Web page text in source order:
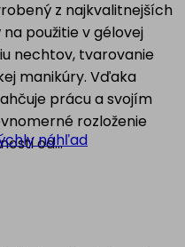
z najkvalitnejších
použitie v gélovej
nechtov, tvarovanie
manikúry. Vďaka
prácu a svojím
rozloženie
od...
náhľad